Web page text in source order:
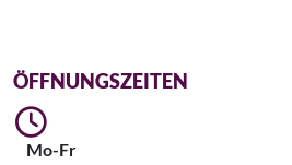
ÖFFNUNGSZEITEN
Mo-Fr